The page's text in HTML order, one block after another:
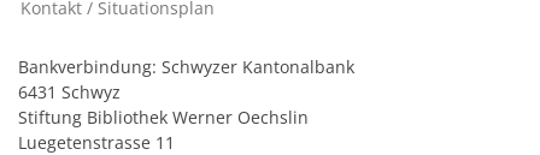
Kontakt / Situationsplan
Bankverbindung: Schwyzer Kantonalbank
6431 Schwyz
Stiftung Bibliothek Werner Oechslin
Luegetenstrasse 11